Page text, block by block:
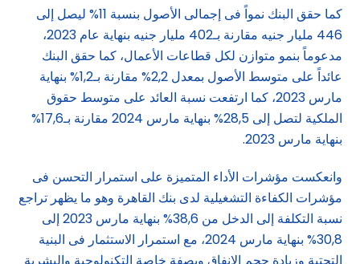
كما حقق البنك نمواً فى إجمالى الأصول بنسبة 11% ليصل إلى
446 مليار جنيه مقارنة بـ402 مليار جنيه بنهاية عام 2023،
مدعوماً بنمو متوازن لكل قطاعات الأعمال، كما حقق البنك
عائداً على متوسط الأصول بمعدل 2,2% مقارنة بـ1,2% بنهاية
مارس 2023، كما ارتفعت نسبة العائد على متوسط حقوق
الملكية لتصل إلى 28,5% بنهاية مارس 2024 مقارنة بـ17,6%
بنهاية مارس 2023.
وانعكست مؤشرات الأداء المتميزة على استمرار التحسن فى
مؤشرات الكفاءة التشغيلية لدى بنك القاهرة وهو ما يظهر تراجع
نسبة التكلفة إلى الدخل من 38,6% بنهاية مارس 2023 إلى
30,8% بنهاية مارس 2024، مع استمرار الاستثمار فى البنية